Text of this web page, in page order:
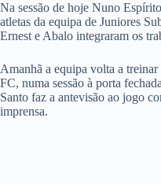
Na sessão de hoje Nuno
atletas da equipa de Juniores
Ernest e Abalo integraram os
Amanhã a equipa volta a
FC, numa sessão à porta
Santo faz a antevisão ao jogo
imprensa.